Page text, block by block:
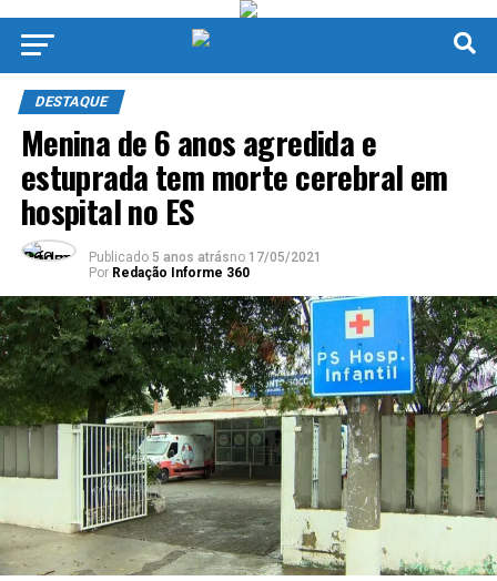
DESTAQUE
Menina de 6 anos agredida e
estuprada tem morte cerebral em
hospital no ES
Publicado 5 anos atrásno 17/05/2021
Por Redação Informe 360